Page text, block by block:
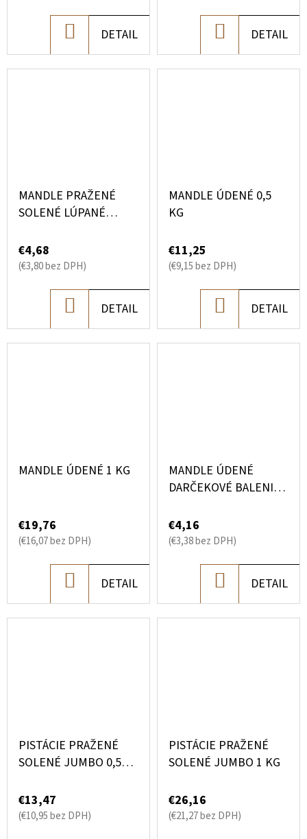
KOŠÍKA
DETAIL
KOŠÍKA
DETAIL
MANDLE PRAŽENÉ
SOLENÉ LÚPANÉ
130G
€4,68
(€3,80 bez DPH)
KOŠÍKA
DETAIL
MANDLE ÚDENÉ 0,5
KG
€11,25
(€9,15 bez DPH)
KOŠÍKA
DETAIL
MANDLE ÚDENÉ 1 KG
€19,76
(€16,07 bez DPH)
KOŠÍKA
DETAIL
MANDLE ÚDENÉ
DARČEKOVÉ BALENIE
€4,16
(€3,38 bez DPH)
KOŠÍKA
DETAIL
PISTÁCIE PRAŽENÉ
SOLENÉ JUMBO 0,5
€13,47
(€10,95 bez DPH)
PISTÁCIE PRAŽENÉ
SOLENÉ JUMBO 1 KG
€26,16
(€21,27 bez DPH)